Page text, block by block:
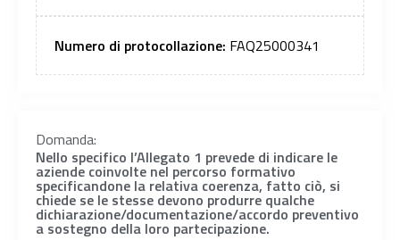
Numero di protocollazione: FAQ25000341
Domanda:
Nello specifico l’Allegato 1 prevede di indicare le
aziende coinvolte nel percorso formativo
specificandone la relativa coerenza, fatto ciò, si
chiede se le stesse devono produrre qualche
dichiarazione/documentazione/accordo preventivo
a sostegno della loro partecipazione.